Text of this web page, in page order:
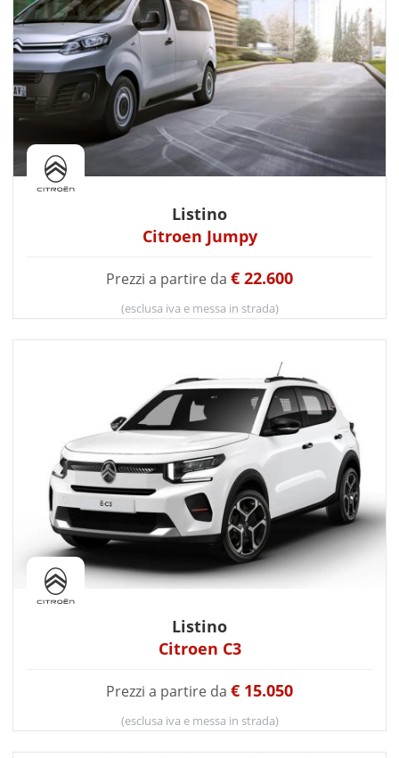
Listino
Citroen Jumpy
Prezzi a partire da € 22.600
(esclusa iva e messa in strada)
Listino
Citroen C3
Prezzi a partire da € 15.050
(esclusa iva e messa in strada)